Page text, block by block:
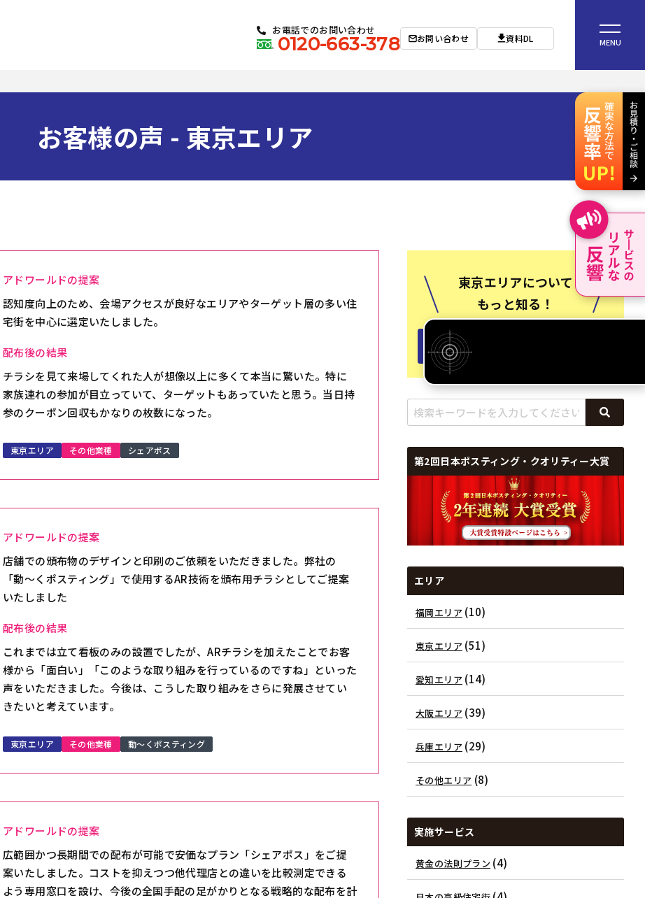
お電話でのお問い合わせ
0120-663-378 お問い合わせ 資料DL MENU
お客様の声 - 東京エリア
アドワールドの提案
認知度向上のため、会場アクセスが良好なエリアやターゲット層の多い住
宅街を中心に選定いたしました。
配布後の結果
チラシを見て来場してくれた人が想像以上に多くて本当に驚いた。特に
家族連れの参加が目立っていて、ターゲットもあっていたと思う。当日持
参のクーポン回収もかなりの枚数になった。
東京エリア その他業種 シェアポス
アドワールドの提案
店舗での頒布物のデザインと印刷のご依頼をいただきました。弊社の
「動～くポスティング」で使用するAR技術を頒布用チラシとしてご提案
いたしました
配布後の結果
これまでは立て看板のみの設置でしたが、ARチラシを加えたことでお客
様から「面白い」「このような取り組みを行っているのですね」といった
声をいただきました。今後は、こうした取り組みをさらに発展させてい
きたいと考えています。
東京エリア その他業種 動～くポスティング
アドワールドの提案
広範囲かつ長期間での配布が可能で安価なプラン「シェアポス」をご提
案いたしました。コストを抑えつつ他代理店との違いを比較測定できる
よう専用窓口を設け、今後の全国手配の足がかりとなる戦略的な配布を計
東京エリアについて
もっと知る！
第2回日本ポスティング・クオリティー大賞
エリア
福岡エリア(10)
東京エリア(51)
愛知エリア(14)
大阪エリア(39)
兵庫エリア(29)
その他エリア (8)
実施サービス
黄金の法則プラン (4)